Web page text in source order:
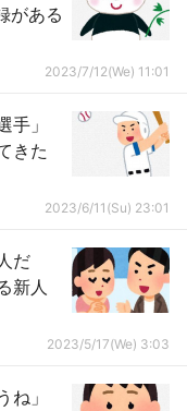
がある
2023/7/12(We) 11:01
手」
きた
2023/6/11(Su) 23:01
だ
新人
2023/5/17(We) 3:03
ね」